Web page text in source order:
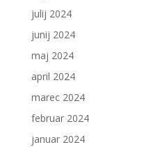
julij 2024
junij 2024
maj 2024
april 2024
marec 2024
februar 2024
januar 2024